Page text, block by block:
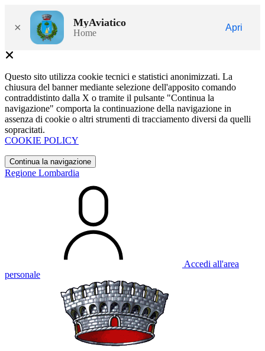
× MyAviatico
Home
Apri
Questo sito utilizza cookie tecnici e statistici anonimizzati. La
chiusura del banner mediante selezione dell'apposito comando
contraddistinto dalla X o tramite il pulsante "Continua la
navigazione" comporta la continuazione della navigazione in
assenza di cookie o altri strumenti di tracciamento diversi da quelli
sopracitati.
COOKIE POLICY
Continua la navigazione
Regione Lombardia
Accedi all'area
personale